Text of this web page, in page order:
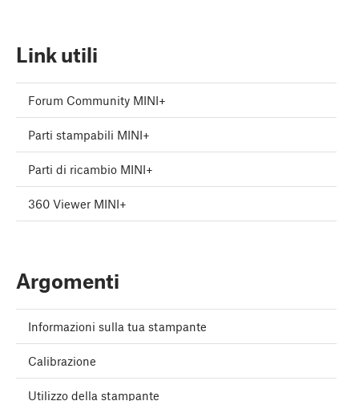
Link utili
Forum Community MINI+
Parti stampabili MINI+
Parti di ricambio MINI+
360 Viewer MINI+
Argomenti
Informazioni sulla tua stampante
Calibrazione
Utilizzo della stampante